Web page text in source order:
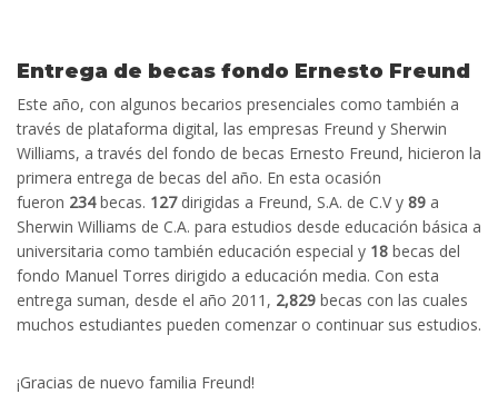
Entrega de becas fondo Ernesto Freund
Este año, con algunos becarios presenciales como también a
través de plataforma digital, las empresas Freund y Sherwin
Williams, a través del fondo de becas Ernesto Freund, hicieron la
primera entrega de becas del año. En esta ocasión
fueron 234becas. 127dirigidas a Freund, S.A. de C.V y 89 a
Sherwin Williams de C.A. para estudios desde educación básica a
universitaria como también educación especial y 18 becas del
fondo Manuel Torres dirigido a educación media. Con esta
entrega suman, desde el año 2011, 2,829 becas con las cuales
muchos estudiantes pueden comenzar o continuar sus estudios.
¡Gracias de nuevo familia Freund!